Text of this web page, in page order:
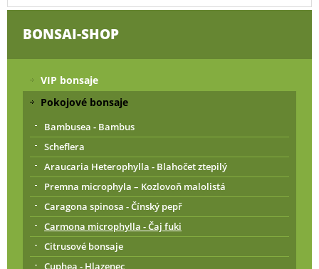
BONSAI-SHOP
VIP bonsaje
Pokojové bonsaje
Bambusea - Bambus
Scheflera
Araucaria Heterophylla - Blahočet ztepilý
Premna microphyla – Kozlovoň malolistá
Caragona spinosa - Čínský pepř
Carmona microphylla - Čaj fuki
Citrusové bonsaje
Cuphea - Hlazenec